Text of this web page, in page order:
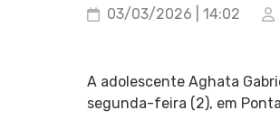
03/03/2026 | 14:02
A adolescente Aghata
segunda-feira (2), em